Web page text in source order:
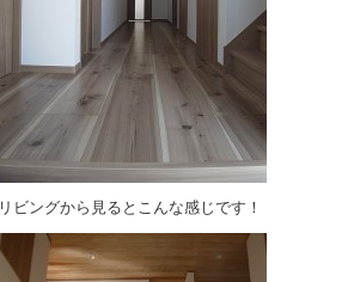
リビングから見るとこんな感じです！